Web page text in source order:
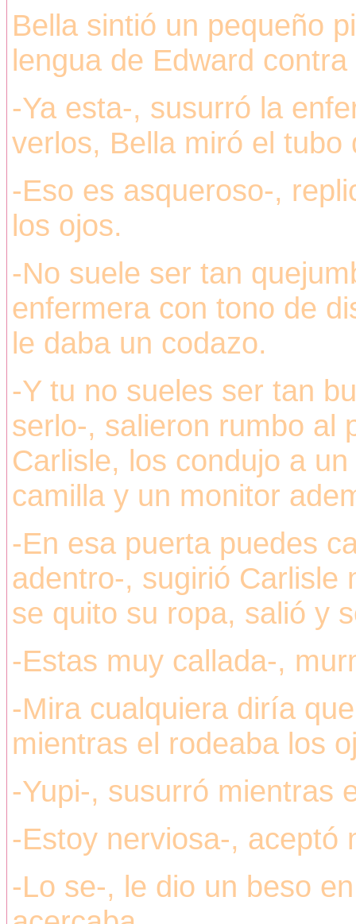
Bella sintió un pequeño
lengua de Edward
-Ya esta-, susurró la
verlos, Bella miró el
-Eso es asqueroso-,
los ojos.
-No suele ser tan
enfermera con tono de
le daba un codazo.
-Y tu no sueles ser tan
serlo-, salieron rumbo al
Carlisle, los condujo a
camilla y un monitor
-En esa puerta puedes
adentro-, sugirió Carlisle
se quito su ropa, salió y
-Estas muy callada-,
-Mira cualquiera diría
mientras el rodeaba los
-Yupi-, susurró mientras
-Estoy nerviosa-, aceptó
-Lo se-, le dio un beso